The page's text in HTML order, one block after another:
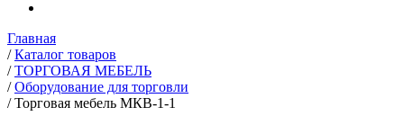
Главная
/ Каталог товаров
/ ТОРГОВАЯ МЕБЕЛЬ
/ Оборудование для торговли
/ Торговая мебель МКВ-1-1